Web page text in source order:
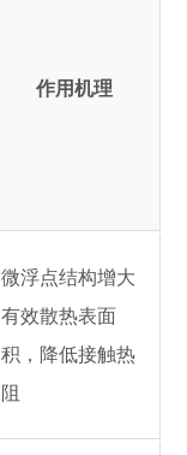
作用机理
微浮点结构增大
有效散热表面
积，降低接触热
阻